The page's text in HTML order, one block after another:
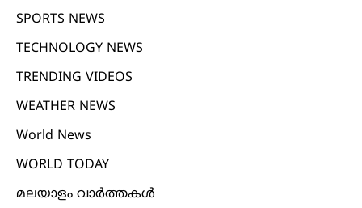
SPORTS NEWS
TECHNOLOGY NEWS
TRENDING VIDEOS
WEATHER NEWS
World News
WORLD TODAY
മലയാളം വാർത്തകൾ